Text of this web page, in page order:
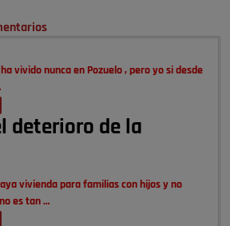
vivido nunca en Pozuelo , pero yo si desde
deterioro de la
vivienda para familias con hijos y no
es tan …